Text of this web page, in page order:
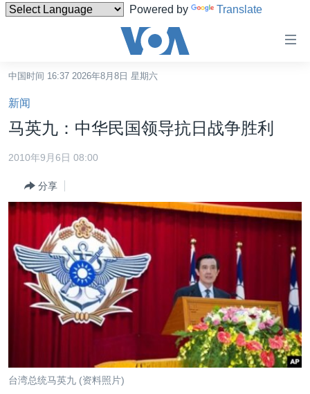
Powered by Translate
碍
链
接
跳
转
容
索
港澳
国际
最新国际新闻
印太
中东
欧洲
美洲
分类新闻
经济·金融·贸易
人权·法律·宗教
科教·文娱·体健
劳工
美中关系
热点专题
白宫要闻
美中关系
VOA视频
中文广播
中国时间 16:37 2026年8月8日 星期六
新闻
马英九：中华民国领导抗日战争胜利
2010年9月6日 08:00
分享
台湾总统马英九 (资料照片)